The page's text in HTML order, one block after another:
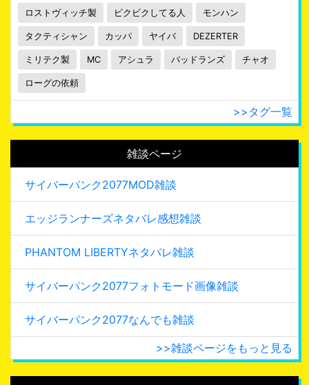
ロストヴィッチ製 ビクビクしてる人 モンハン
タクティシャン カッパ ヤイバ DEZERTER
ミリテク製 MC アシュラ バッドランズ チャオ
ローグの依頼
>>タグ一覧
雑談ページ
サイバーパンク2077MOD雑談
エッジランナーズネタバレ感想雑談
PHANTOM LIBERTYネタバレ雑談
サイバーパンク2077フォトモード画像雑談
サイバーパンク2077なんでも雑談
>>雑談ページをもっと見る